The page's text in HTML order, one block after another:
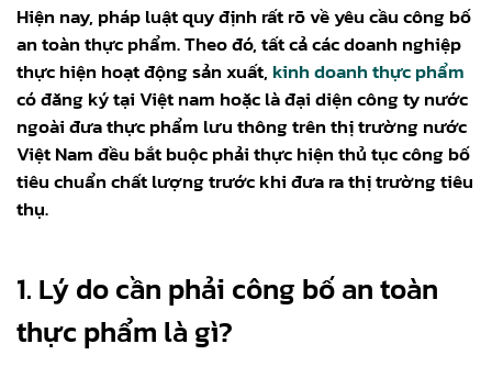
Hiện nay, pháp luật quy định rất rõ về yêu cầu công bố
an toàn thực phẩm. Theo đó, tất cả các doanh nghiệp
thực hiện hoạt động sản xuất, kinh doanh thực phẩm
có đăng ký tại Việt nam hoặc là đại diện công ty nước
ngoài đưa thực phẩm lưu thông trên thị trường nước
Việt Nam đều bắt buộc phải thực hiện thủ tục công bố
tiêu chuẩn chất lượng trước khi đưa ra thị trường tiêu
thụ.
1. Lý do cần phải công bố an toàn
thực phẩm là gì?